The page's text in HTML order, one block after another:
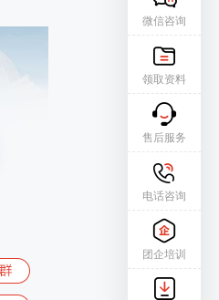
微信咨询
领取资料
售后服务
电话咨询
团企培训